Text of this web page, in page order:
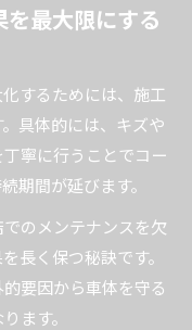
最大限にする
するためには、施工
具体的には、キズや
寧に行うことでコー
期間が延びます。
のメンテナンスを欠
長く保つ秘訣です。
要因から車体を守る
ます。